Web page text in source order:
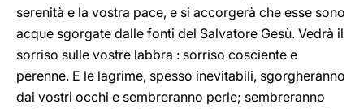
serenità e la vostra pace, e si accorgerà che esse sono
acque sgorgate dalle fonti del Salvatore Gesù. Vedrà il
sorriso sulle vostre labbra : sorriso cosciente e
perenne. E le lagrime, spesso inevitabili, sgorgheranno
dai vostri occhi e sembreranno perle; sembreranno